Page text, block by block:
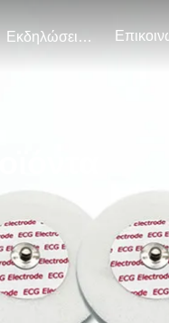
Εκδηλώσεις